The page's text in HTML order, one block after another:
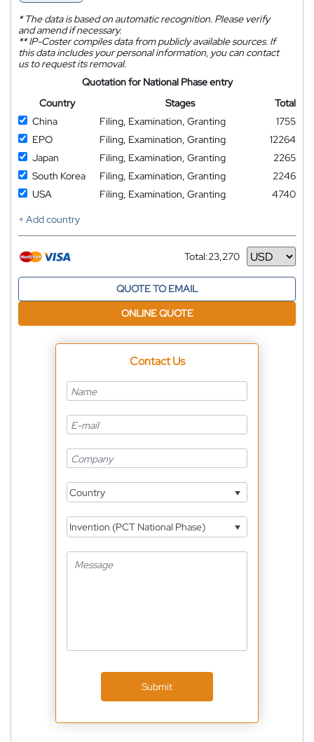
*The data is based on automatic recognition. Please verify
and amend if necessary.
**IP-Coster compiles data from publicly available sources. If
this data includes your personal information, you can contact
us to request its removal.
Quotation for National Phase entry
Country
Stages
Total
China
Filing, Examination, Granting
1755
EPO
Filing, Examination, Granting
12264
Japan
Filing, Examination, Granting
2265
South Korea
Filing, Examination, Granting
2246
USA
Filing, Examination, Granting
4740
+ Add country
Total:23,270
Currency
QUOTE TO EMAIL
ONLINE QUOTE
Contact Us
Country
Invention (PCT National Phase)
Submit